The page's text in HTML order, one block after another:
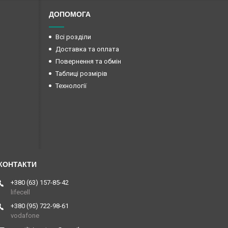
ДОПОМОГА
Всі розділи
Доставка та оплата
Повернення та обмін
Таблиці розмірів
Технології
+380 (63) 157-85-42
lifecell
+380 (95) 722-98-61
vodafone